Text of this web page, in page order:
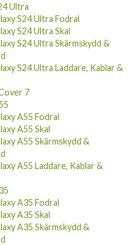
Ultra
S24 Ultra Fodral
S24 Ultra Skal
S24 Ultra Skärmskydd &
S24 Ultra Laddare, Kablar &
7
A55 Fodral
A55 Skal
A55 Skärmskydd &
A55 Laddare, Kablar &
A35 Fodral
A35 Skal
A35 Skärmskydd &